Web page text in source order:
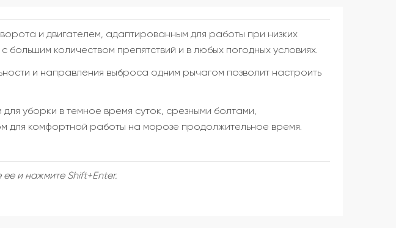
и двигателем, адаптированным для работы при низких
количеством препятствий и в любых погодных условиях.
и направления выброса одним рычагом позволит настроить
уборки в темное время суток, срезными болтами,
для комфортной работы на морозе продолжительное время.
и нажмите Shift+Enter.